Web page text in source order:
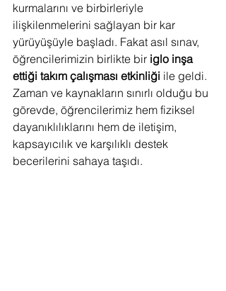
kurmalarını ve birbirleriyle
ilişkilenmelerini sağlayan bir kar
yürüyüşüyle başladı. Fakat asıl sınav,
öğrencilerimizin birlikte bir iglo inşa
ettiği takım çalışması etkinliği ile geldi.
Zaman ve kaynakların sınırlı olduğu bu
görevde, öğrencilerimiz hem fiziksel
dayanıklılıklarını hem de iletişim,
kapsayıcılık ve karşılıklı destek
becerilerini sahaya taşıdı.